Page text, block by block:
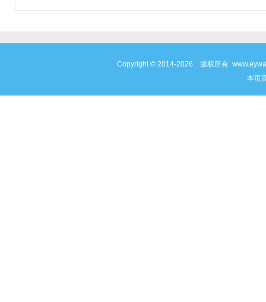
Copyright © 2014-2026 版权所有
本页